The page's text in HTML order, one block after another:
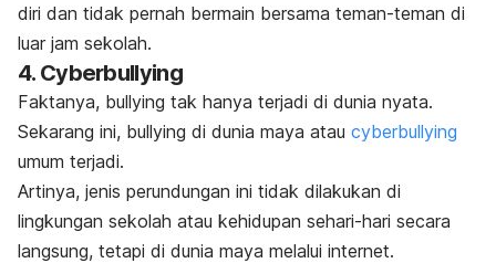
diri dan tidak pernah bermain bersama teman-teman di
luar jam sekolah.
4. Cyberbullying
Faktanya, bullying tak hanya terjadi di dunia nyata.
Sekarang ini, bullying di dunia maya atau cyberbullying
umum terjadi.
Artinya, jenis perundungan ini tidak dilakukan di
lingkungan sekolah atau kehidupan sehari-hari secara
langsung, tetapi di dunia maya melalui internet.